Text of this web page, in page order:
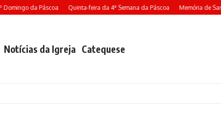
da Páscoa Quinta-feira da 4ª Semana da Páscoa Memória de
Notícias da Igreja Catequese